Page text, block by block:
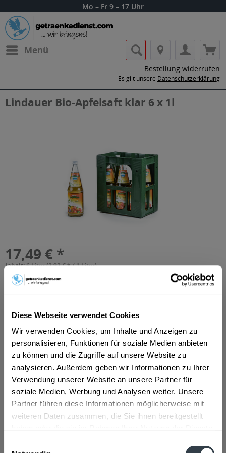
Diese Webseite verwendet Cookies
Wir verwenden Cookies, um Inhalte und Anzeigen zu
personalisieren, Funktionen für soziale Medien anbieten
zu können und die Zugriffe auf unsere Website zu
analysieren. Außerdem geben wir Informationen zu Ihrer
Verwendung unserer Website an unsere Partner für
soziale Medien, Werbung und Analysen weiter. Unsere
Partner führen diese Informationen möglicherweise mit
weiteren Daten zusammen, die Sie ihnen bereitgestellt
Mo – Fr 9 – 17 Uhr
Menü
Bestellung widerrufen
Es gilt unsere Datenschutzerklärung
Lindauer Bio-Apfelsaft klar 6 x 1l
17,49 € *
Inhalt:6 Liter (2,92 € * / 1 Liter)
inkl. MwSt. ggf. zzgl. Erschwerniszuschlag
Vorrätig
+2,40 € Pfand
In den Warenkorb
Hinzugefügt
Artikel-Nr.: 29503
Beschreibung
DE-ÖKO-001 zertifiziertmehr
Apfelsaft
mehr